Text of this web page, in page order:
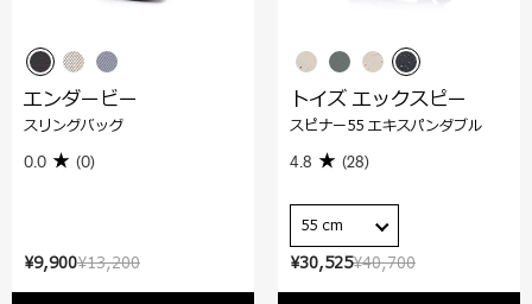
¥13,200
¥9,900
エンダービー
スリングバッグ
0.0 (0)
¥40,700
¥30,525
トイズ エックスピー
スピナー55 エキスパンダブル
4.8 (28)
55 cm